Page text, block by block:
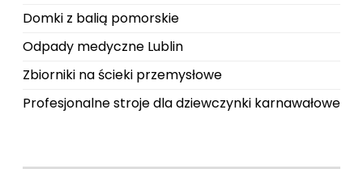
Domki z balią pomorskie
Odpady medyczne Lublin
Zbiorniki na ścieki przemysłowe
Profesjonalne stroje dla dziewczynki karnawałowe